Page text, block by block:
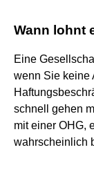
Wann lohnt
Eine
wenn Sie keine
schnell gehen
mit einer OHG,
wahrscheinlich